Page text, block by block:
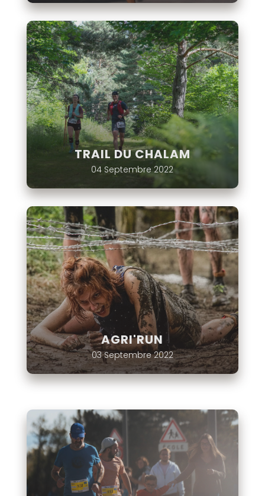
TRAIL DU CHALAM
04 Septembre 2022
AGRI'RUN
03 Septembre 2022